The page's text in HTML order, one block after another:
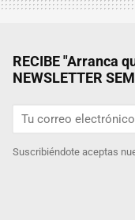
RECIBE "Arranca
NEWSLETTER
Suscribiéndote aceptas